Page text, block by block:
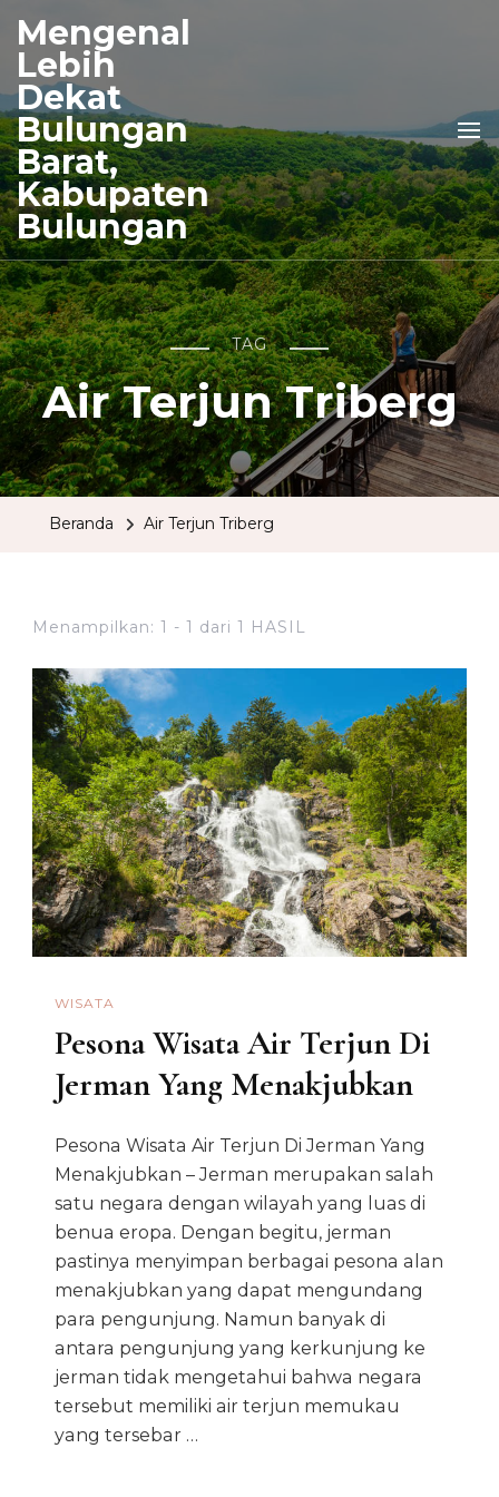
Mengenal
Lebih
Dekat
Bulungan
Barat,
Kabupaten
Bulungan
TAG
Air Terjun Triberg
Beranda Air Terjun Triberg
Menampilkan: 1 - 1 dari 1 HASIL
WISATA
Pesona Wisata Air Terjun Di
Jerman Yang Menakjubkan
Pesona Wisata Air Terjun Di Jerman Yang
Menakjubkan – Jerman merupakan salah
satu negara dengan wilayah yang luas di
benua eropa. Dengan begitu, jerman
pastinya menyimpan berbagai pesona alan
menakjubkan yang dapat mengundang
para pengunjung. Namun banyak di
antara pengunjung yang kerkunjung ke
jerman tidak mengetahui bahwa negara
tersebut memiliki air terjun memukau
yang tersebar …